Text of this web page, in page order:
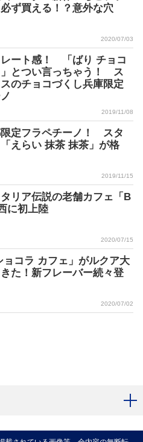
ず買える！？意外な穴
2020/07/03
ート感！ 「ばり チョコ
」とつい言っちゃう！ ス
のチョコづくし兵庫限定
2019/11/08
定フラペチーノ！ スタ
えらい 抹茶 抹茶」が格
2019/11/15
リア伝説の老舗カフェ「B
に初上陸
2020/07/15
ョコラ カフェ」がルクア大
た！新フレーバー続々登
2020/07/02